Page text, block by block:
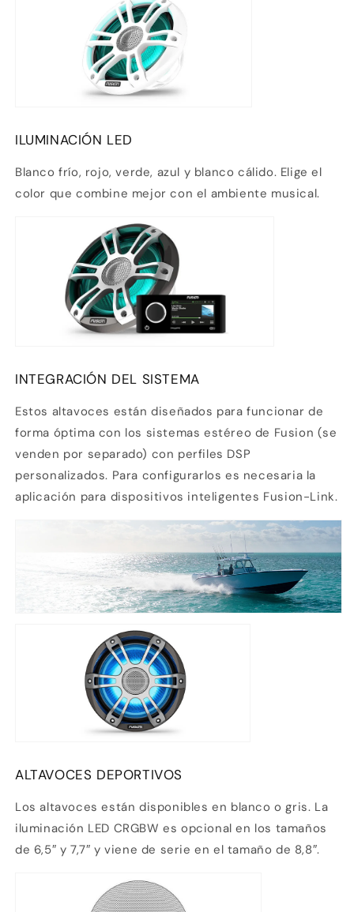
ILUMINACIÓN LED
Blanco frío, rojo, verde, azul y blanco cálido. Elige el
color que combine mejor con el ambiente musical.
INTEGRACIÓN DEL SISTEMA
Estos altavoces están diseñados para funcionar de
forma óptima con los sistemas estéreo de Fusion (se
venden por separado) con perfiles DSP
personalizados. Para configurarlos es necesaria la
aplicación para dispositivos inteligentes Fusion-Link.
ALTAVOCES DEPORTIVOS
Los altavoces están disponibles en blanco o gris. La
iluminación LED CRGBW es opcional en los tamaños
de 6,5″ y 7,7″ y viene de serie en el tamaño de 8,8″.